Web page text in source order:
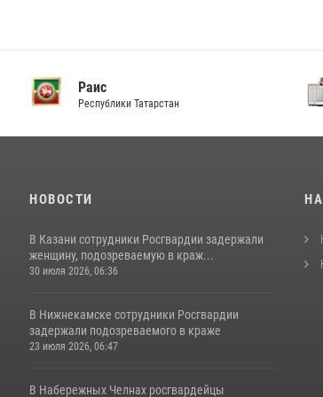
Раис
Республики Татарстан
НОВОСТИ
В Казани сотрудники Росгвардии задержали
женщину, подозреваемую в краж...
30 июля 2026, 06:36
В Нижнекамске сотрудники Росгвардии
задержали подозреваемого в краже
23 июля 2026, 06:47
В Набережных Челнах росгвардейцы